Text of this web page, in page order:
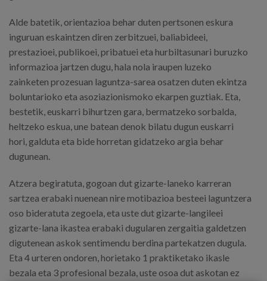
Alde batetik, orientazioa behar duten pertsonen eskura
inguruan eskaintzen diren zerbitzuei, baliabideei,
prestazioei, publikoei, pribatuei eta hurbiltasunari buruzko
informazioa jartzen dugu, hala nola iraupen luzeko
zainketen prozesuan laguntza-sarea osatzen duten ekintza
boluntarioko eta asoziazionismoko ekarpen guztiak. Eta,
bestetik, euskarri bihurtzen gara, bermatzeko sorbalda,
heltzeko eskua, une batean denok bilatu dugun euskarri
hori, galduta eta bide horretan gidatzeko argia behar
dugunean.
Atzera begiratuta, gogoan dut gizarte-laneko karreran
sartzea erabaki nuenean nire motibazioa besteei laguntzera
oso bideratuta zegoela, eta uste dut gizarte-langileei
gizarte-lana ikastea erabaki dugularen zergaitia galdetzen
digutenean askok sentimendu berdina partekatzen dugula.
Eta 4 urteren ondoren, horietako 1 praktiketako ikasle
bezala eta 3 profesional bezala, uste osoa dut askotan ez